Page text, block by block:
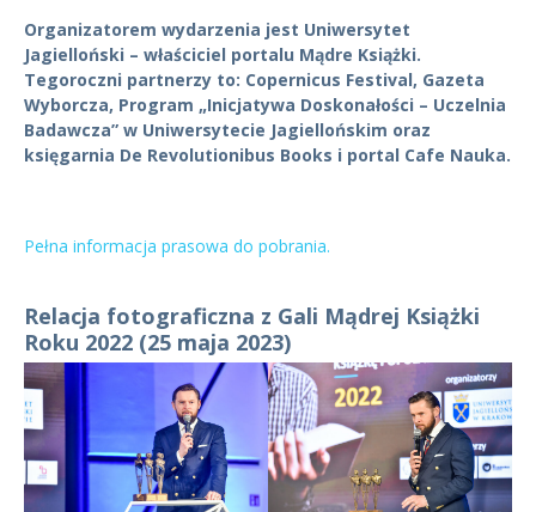
Organizatorem wydarzenia jest Uniwersytet
Jagielloński – właściciel portalu Mądre Książki.
Tegoroczni partnerzy to: Copernicus Festival, Gazeta
Wyborcza, Program „Inicjatywa Doskonałości – Uczelnia
Badawcza” w Uniwersytecie Jagiellońskim oraz
księgarnia De Revolutionibus Books i portal Cafe Nauka.
Pełna informacja prasowa do pobrania.
Relacja fotograficzna z Gali Mądrej Książki
Roku 2022 (25 maja 2023)